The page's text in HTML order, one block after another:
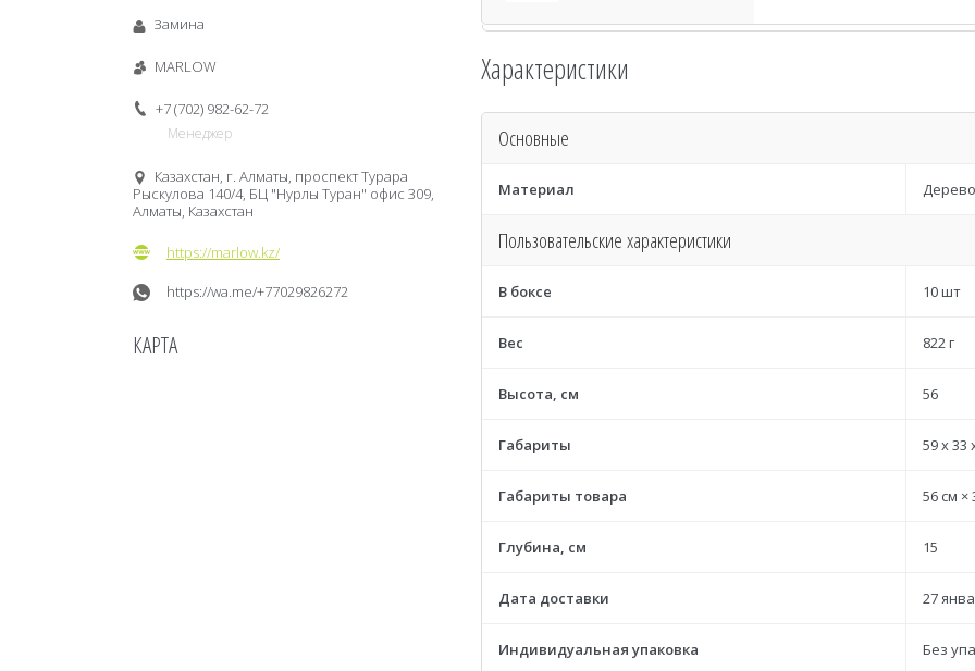
Характеристики
Основные
Материал Дерево
Пользовательские характеристики
В боксе 10 шт
Вес 822 г
Высота, см 56
Габариты 59 x 33
Габариты товара 56 см ×
Глубина, см 15
Дата доставки 27
Индивидуальная упаковка Без
Замина
MARLOW
+7 (702) 982-62-72
Менеджер
Казахстан, г. Алматы, проспект Турара
Рыскулова 140/4, БЦ "Нурлы Туран" офис 309,
Алматы, Казахстан
https://marlow.kz/
https://wa.me/+77029826272
КАРТА